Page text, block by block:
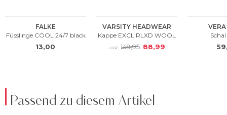
Passend zu diesem Artikel